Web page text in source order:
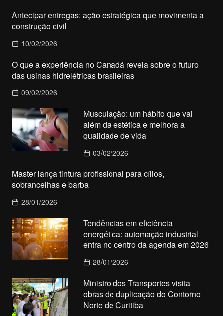
Antecipar entregas: ação estratégica que movimenta a
construção civil
10/02/2026
O que a experiência no Canadá revela sobre o futuro
das usinas hidrelétricas brasileiras
09/02/2026
Musculação: um hábito que vai
além da estética e melhora a
qualidade de vida
03/02/2026
Master lança tintura profissional para cílios,
sobrancelhas e barba
28/01/2026
Tendências em eficiência
energética: automação industrial
entra no centro da agenda em 2026
28/01/2026
Ministro dos Transportes visita
obras de duplicação do Contorno
Norte de Curitiba